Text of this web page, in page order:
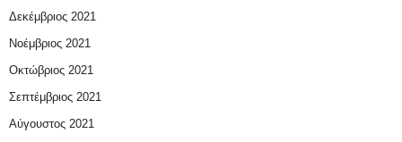
Δεκέμβριος 2021
Νοέμβριος 2021
Οκτώβριος 2021
Σεπτέμβριος 2021
Αύγουστος 2021